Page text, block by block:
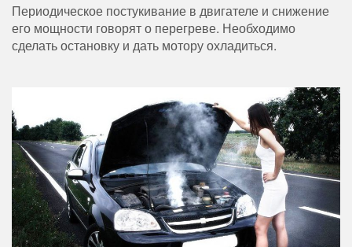
Периодическое постукивание в двигателе и снижение
его мощности говорят о перегреве. Необходимо
сделать остановку и дать мотору охладиться.